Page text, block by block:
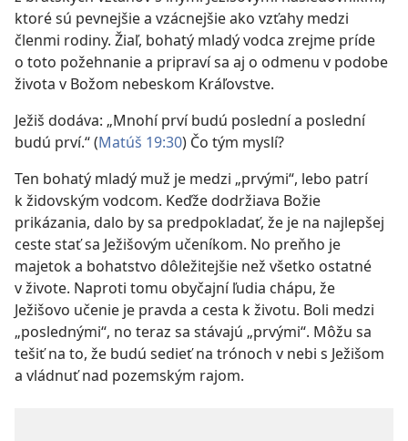
ktoré sú pevnejšie a vzácnejšie ako vzťahy medzi
členmi rodiny. Žiaľ, bohatý mladý vodca zrejme príde
o toto požehnanie a pripraví sa aj o odmenu v podobe
života v Božom nebeskom Kráľovstve.
Ježiš dodáva: „Mnohí prví budú poslední a poslední
budú prví.“ (Matúš 19:30) Čo tým myslí?
Ten bohatý mladý muž je medzi „prvými“, lebo patrí
k židovským vodcom. Keďže dodržiava Božie
prikázania, dalo by sa predpokladať, že je na najlepšej
ceste stať sa Ježišovým učeníkom. No preňho je
majetok a bohatstvo dôležitejšie než všetko ostatné
v živote. Naproti tomu obyčajní ľudia chápu, že
Ježišovo učenie je pravda a cesta k životu. Boli medzi
„poslednými“, no teraz sa stávajú „prvými“. Môžu sa
tešiť na to, že budú sedieť na trónoch v nebi s Ježišom
a vládnuť nad pozemským rajom.